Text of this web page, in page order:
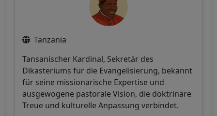
Tanzania
Tansanischer Kardinal, Sekretär des
Dikasteriums für die Evangelisierung, bekannt
für seine missionarische Expertise und
ausgewogene pastorale Vision, die doktrinäre
Treue und kulturelle Anpassung verbindet.